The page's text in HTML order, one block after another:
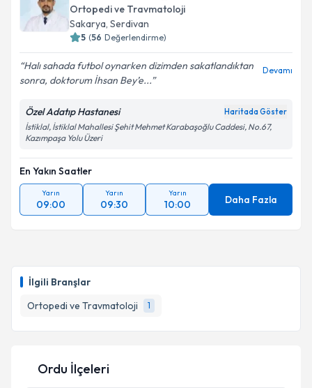
İlgili Branşlar
Ortopedi ve Travmatoloji
1
Ortopedi ve Travmatoloji
Sakarya, Serdivan
5 (56 Değerlendirme)
Halı sahada futbol oynarken dizimden sakatlandıktan
sonra, doktorum İhsan Bey’e...
Devamı
Özel Adatıp Hastanesi Haritada Göster
İstiklal, İstiklal Mahallesi Şehit Mehmet Karabaşoğlu Caddesi, No.67,
Kazımpaşa Yolu Üzeri
En Yakın Saatler
Yarın
09:00
Yarın
09:30
Yarın
10:00 Daha Fazla
Ordu İlçeleri